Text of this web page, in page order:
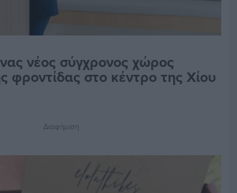
νέος σύγχρονος χώρος
φροντίδας στο κέντρο της Χίου
Διαφήμιση